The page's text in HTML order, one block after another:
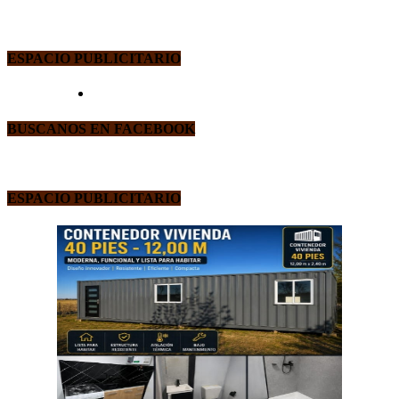
ESPACIO PUBLICITARIO
BUSCANOS EN FACEBOOK
ESPACIO PUBLICITARIO